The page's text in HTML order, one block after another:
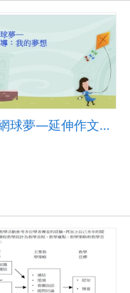
草地上的網球夢―延伸作文指導：我的夢想